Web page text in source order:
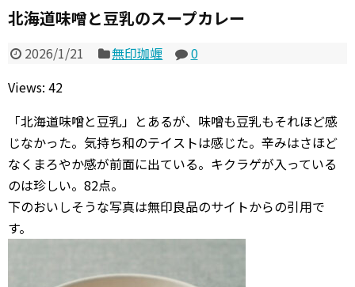
北海道味噌と豆乳のスープカレー
2026/1/21 無印珈竰
0
Views: 42
「北海道味噌と豆乳」とあるが、味噌も豆乳もそれほど感
じなかった。気持ち和のテイストは感じた。辛みはさほど
なくまろやか感が前面に出ている。キクラゲが入っている
のは珍しい。82点。
下のおいしそうな写真は無印良品のサイトからの引用で
す。